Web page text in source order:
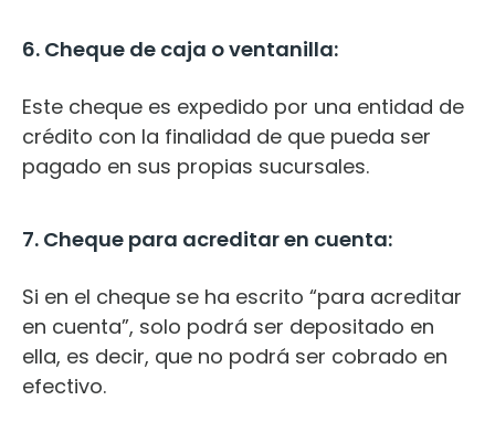
6. Cheque de caja o ventanilla:
Este cheque es expedido por una entidad de
crédito con la finalidad de que pueda ser
pagado en sus propias sucursales.
7. Cheque para acreditar en cuenta:
Si en el cheque se ha escrito “para acreditar
en cuenta”, solo podrá ser depositado en
ella, es decir, que no podrá ser cobrado en
efectivo.